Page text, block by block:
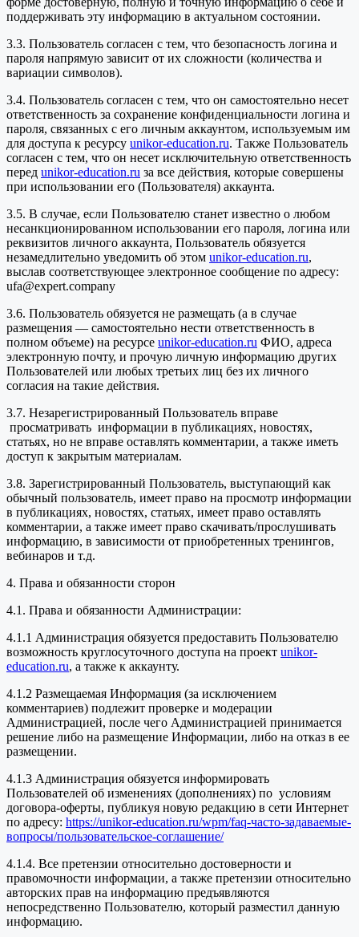
поддерживать эту информацию в актуальном состоянии.
3.3. Пользователь согласен с тем, что безопасность логина и
пароля напрямую зависит от их сложности (количества и
вариации символов).
3.4. Пользователь согласен с тем, что он самостоятельно несет
ответственность за сохранение конфиденциальности логина и
пароля, связанных с его личным аккаунтом, используемым им
для доступа к ресурсу unikor-education.ru. Также Пользователь
согласен с тем, что он несет исключительную ответственность
перед unikor-education.ru за все действия, которые совершены
при использовании его (Пользователя) аккаунта.
3.5. В случае, если Пользователю станет известно о любом
несанкционированном использовании его пароля, логина или
реквизитов личного аккаунта, Пользователь обязуется
незамедлительно уведомить об этом unikor-education.ru,
выслав соответствующее электронное сообщение по адресу:
ufa@expert.company
3.6. Пользователь обязуется не размещать (а в случае
размещения — самостоятельно нести ответственность в
полном объеме) на ресурсе unikor-education.ru ФИО, адреса
электронную почту, и прочую личную информацию других
Пользователей или любых третьих лиц без их личного
согласия на такие действия.
3.7. Незарегистрированный Пользователь вправе
просматривать информации в публикациях, новостях,
статьях, но не вправе оставлять комментарии, а также иметь
доступ к закрытым материалам.
3.8. Зарегистрированный Пользователь, выступающий как
обычный пользователь, имеет право на просмотр информации
в публикациях, новостях, статьях, имеет право оставлять
комментарии, а также имеет право скачивать/прослушивать
информацию, в зависимости от приобретенных тренингов,
вебинаров и т.д.
4. Права и обязанности сторон
4.1. Права и обязанности Администрации:
4.1.1 Администрация обязуется предоставить Пользователю
возможность круглосуточного доступа на проект unikor-
education.ru, а также к аккаунту.
4.1.2 Размещаемая Информация (за исключением
комментариев) подлежит проверке и модерации
Администрацией, после чего Администрацией принимается
решение либо на размещение Информации, либо на отказ в ее
размещении.
4.1.3 Администрация обязуется информировать
Пользователей об изменениях (дополнениях) по условиям
договора-оферты, публикуя новую редакцию в сети Интернет
по адресу: https://unikor-education.ru/wpm/faq-часто-задаваемые-
вопросы/пользовательское-соглашение/
4.1.4. Все претензии относительно достоверности и
правомочности информации, а также претензии относительно
авторских прав на информацию предъявляются
непосредственно Пользователю, который разместил данную
информацию.